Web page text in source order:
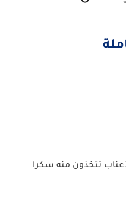
تتخذون منه سكرا